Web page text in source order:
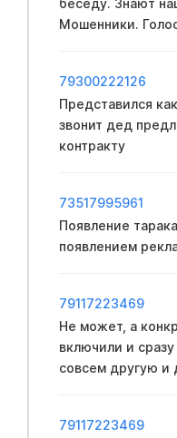
Мошенники.
79300222126
Представился
звонит дед
контракту
73517995961
Появление
появлением
79117223469
Не может, а
включили и
совсем другую и
79117223469